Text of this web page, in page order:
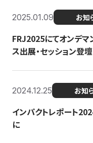
2025.01.09 お知
FRJ2025にてオンデマ
ス出展・セッション登
2024.12.25 お知
インパクトレポート
に